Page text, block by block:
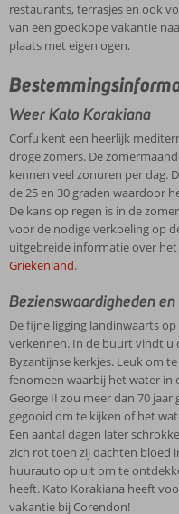
restaurants, terrasjes en ook
van een goedkope vakantie
plaats met eigen ogen.
Weer Kato Korakiana
Corfu kent een heerlijk
droge zomers. De
kennen veel zonuren per dag.
de 25 en 30 graden waardoor
De kans op regen is in de
voor de nodige verkoeling op
uitgebreide informatie over het
Griekenland.
Bezienswaardigheden
De fijne ligging landinwaarts
verkennen. In de buurt vindt u
Byzantijnse kerkjes. Leuk om
fenomeen waarbij het water in
George II zou meer dan 70
gegooid om te kijken of het
Een aantal dagen later
zich rot toen zij dachten bloed
huurauto op uit om te
heeft. Kato Korakiana heeft
vakantie bij Corendon!